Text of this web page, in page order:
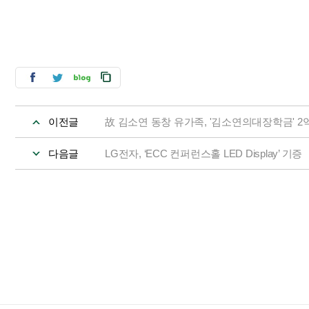
이전글 故 김소연 동창 유가족, '김소연의대장학금' 2
다음글 LG전자, ‘ECC 컨퍼런스홀 LED Display’ 기증